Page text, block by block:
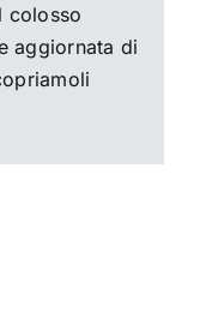
colosso
aggiornata di